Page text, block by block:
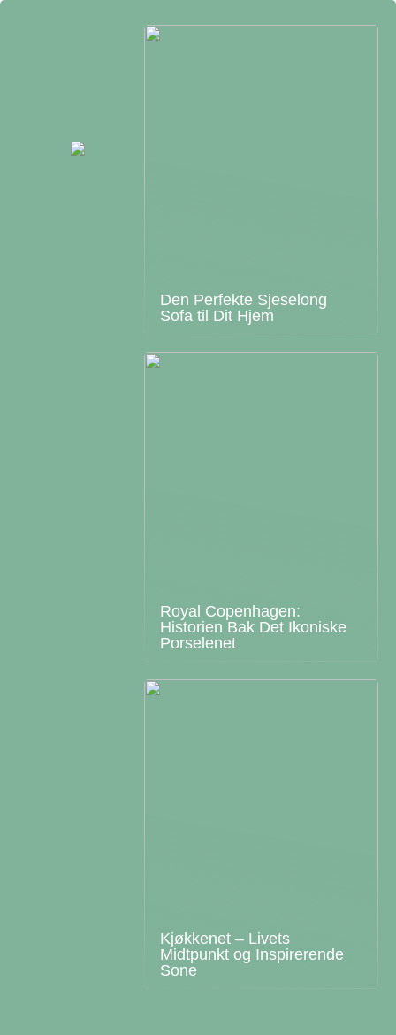
Den Perfekte Sjeselong
Sofa til Dit Hjem
Royal Copenhagen:
Historien Bak Det Ikoniske
Porselenet
Kjøkkenet – Livets
Midtpunkt og Inspirerende
Sone